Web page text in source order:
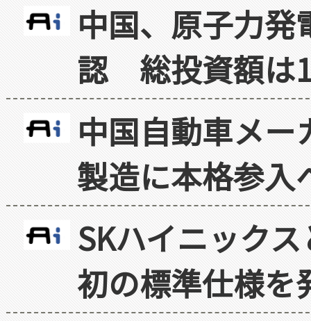
中国、原子力
認 総投資額は
中国自動車メ
製造に本格参入
SKハイニック
初の標準仕様を